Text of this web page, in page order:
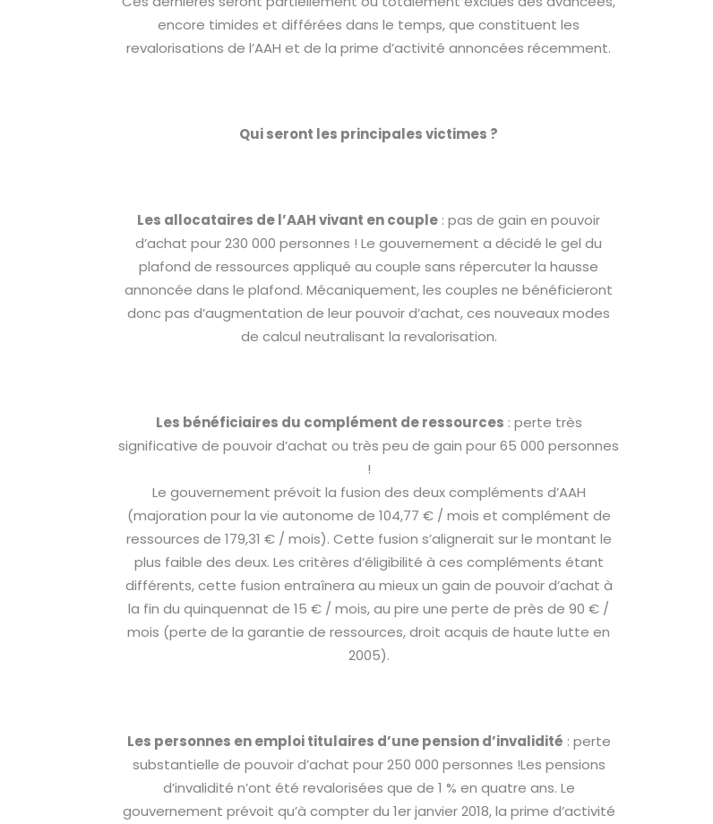
encore timides et différées dans le temps, que constituent les
revalorisations de l’AAH et de la prime d’activité annoncées récemment.
Qui seront les principales victimes ?
Les allocataires de l’AAH vivant en couple : pas de gain en pouvoir
d’achat pour 230 000 personnes ! Le gouvernement a décidé le gel du
plafond de ressources appliqué au couple sans répercuter la hausse
annoncée dans le plafond. Mécaniquement, les couples ne bénéficieront
donc pas d’augmentation de leur pouvoir d’achat, ces nouveaux modes
de calcul neutralisant la revalorisation.
Les bénéficiaires du complément de ressources : perte très
significative de pouvoir d’achat ou très peu de gain pour 65 000 personnes
!
Le gouvernement prévoit la fusion des deux compléments d’AAH
(majoration pour la vie autonome de 104,77 € / mois et complément de
ressources de 179,31 € / mois). Cette fusion s’alignerait sur le montant le
plus faible des deux. Les critères d’éligibilité à ces compléments étant
différents, cette fusion entraînera au mieux un gain de pouvoir d’achat à
la fin du quinquennat de 15 € / mois, au pire une perte de près de 90 € /
mois (perte de la garantie de ressources, droit acquis de haute lutte en
2005).
Les personnes en emploi titulaires d’une pension d’invalidité : perte
substantielle de pouvoir d’achat pour 250 000 personnes !Les pensions
d’invalidité n’ont été revalorisées que de 1 % en quatre ans. Le
gouvernement prévoit qu’à compter du 1er janvier 2018, la prime d’activité